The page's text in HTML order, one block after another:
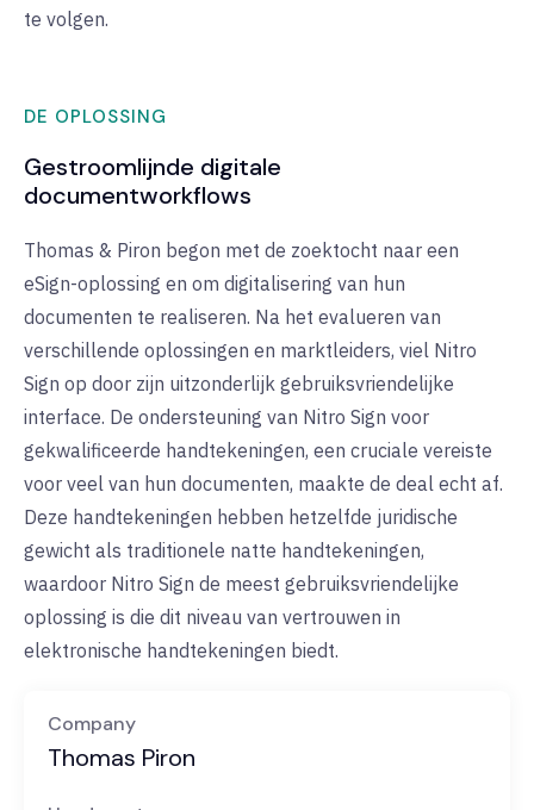
te volgen.
DE OPLOSSING
Gestroomlijnde digitale
documentworkflows
Thomas & Piron begon met de zoektocht naar een
eSign-oplossing en om digitalisering van hun
documenten te realiseren. Na het evalueren van
verschillende oplossingen en marktleiders, viel Nitro
Sign op door zijn uitzonderlijk gebruiksvriendelijke
interface. De ondersteuning van Nitro Sign voor
gekwalificeerde handtekeningen, een cruciale vereiste
voor veel van hun documenten, maakte de deal echt af.
Deze handtekeningen hebben hetzelfde juridische
gewicht als traditionele natte handtekeningen,
waardoor Nitro Sign de meest gebruiksvriendelijke
oplossing is die dit niveau van vertrouwen in
elektronische handtekeningen biedt.
Company
Thomas Piron